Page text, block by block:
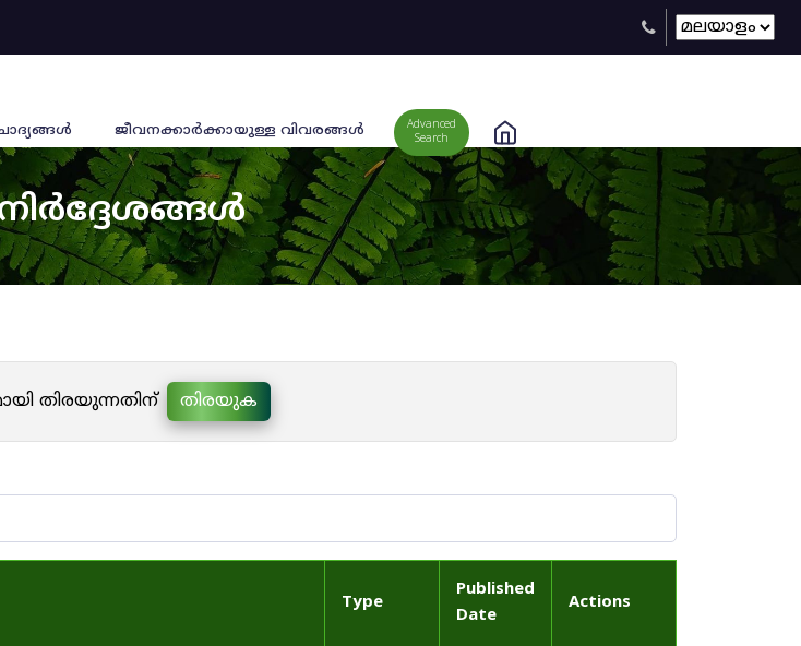
ജീവനക്കാര്‍ക്കായുള്ള വിവരങ്ങള്‍
Advanced
Search
തിരയുന്നതിന് തിരയുക
Type
Published
Date
Actions